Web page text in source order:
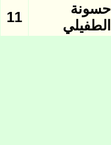
حسونة
الطفيلي
11